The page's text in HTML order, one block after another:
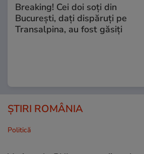
Breaking! Cei doi soți din
București, dați dispăruți pe
Transalpina, au fost găsiți
ȘTIRI ROMÂNIA
Politică